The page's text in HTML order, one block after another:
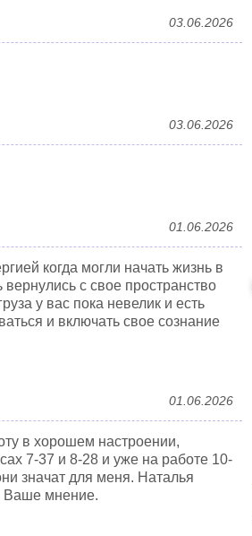
03.06.2026
03.06.2026
01.06.2026
когда могли начать жизнь в
с свое пространство
у вас пока невелик и есть
и включать свое сознание
01.06.2026
в хорошем настроении,
7-37 и 8-28 и уже на работе 10-
значат для меня. Наталья
Ваше мнение.